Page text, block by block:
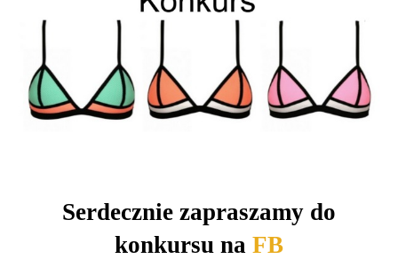
Serdecznie zapraszamy do
konkursu na FB